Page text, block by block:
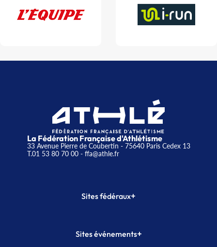
La Fédération Française d'Athlétisme
33 Avenue Pierre de Coubertin - 75640 Paris Cedex 13
T.01 53 80 70 00- ffa@athle.fr
Sites fédéraux+
Plateforme Formation
Sites événements+